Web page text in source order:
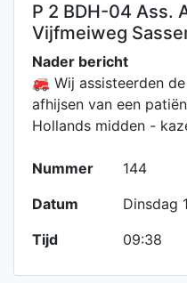
P 2 BDH-04 Ass.
Vijfmeiweg
Nader bericht
🚒 Wij assisteerden
afhijsen van een
Hollands midden -
Nummer
144
Datum
Dinsdag
Tijd
09:38